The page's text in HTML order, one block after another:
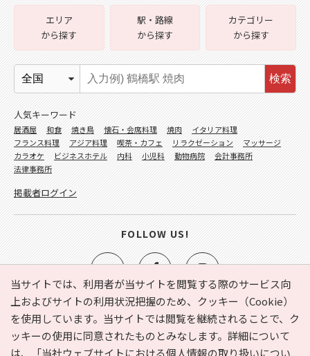
当サイトでは、利用者が当サイトを閲覧する際のサービス向
上およびサイトの利用状況把握のため、クッキー（Cookie）
を使用しています。当サイトでは閲覧を継続されることで、ク
ッキーの使用に同意されたものとみなします。詳細について
は、
「当社ウェブサイトにおける個人情報の取り扱いについ
e-NAVITA（イーナビタ）とは？ お気に入り
ヘルプ
利用規約
個人情報の取り扱いについて
運営会社
エリア
から探す
駅・路線
から探す
カテゴリー
から探す
検索
人気キーワード
居酒屋 和食 焼き鳥 懐石・会席料理 焼肉
イタリア料理
フランス料理
アジア料理 喫茶・カフェ リラクゼーション
マッサージ
カラオケ
ビジネスホテル 内科 小児科 動物病院
会計事務所
法律事務所
掲載者ログイン
FOLLOW US!